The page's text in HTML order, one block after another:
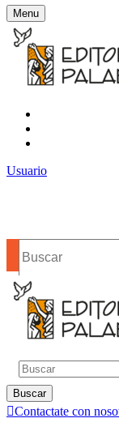
Editorial
Contacto
Noticias
Usuario
Menu
Buscar
Buscar
Contactate con